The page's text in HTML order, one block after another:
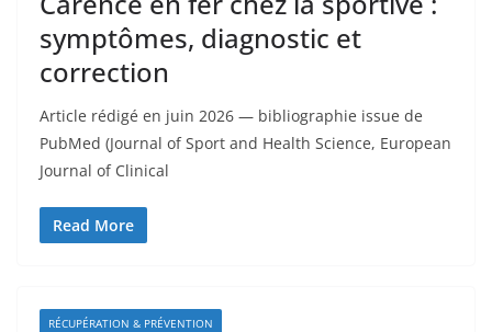
symptômes, diagnostic et
correction
Article rédigé en juin 2026 — bibliographie issue de
PubMed (Journal of Sport and Health Science, European
Journal of Clinical
Read More
RÉCUPÉRATION & PRÉVENTION